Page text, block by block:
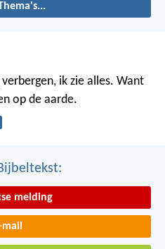
ik zie alles. Want
op de aarde.
melding
mail